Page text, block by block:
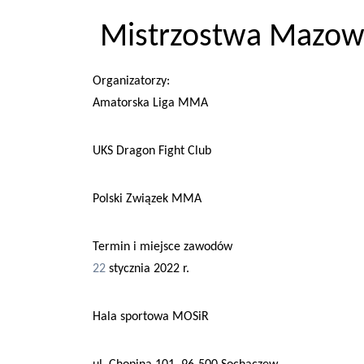
Mistrzostwa
Organizatorzy:
Amatorska Liga MMA
UKS Dragon Fight Club
Polski Związek MMA
Termin i miejsce zawodów
22stycznia 2022 r.
Hala sportowa MOSiR